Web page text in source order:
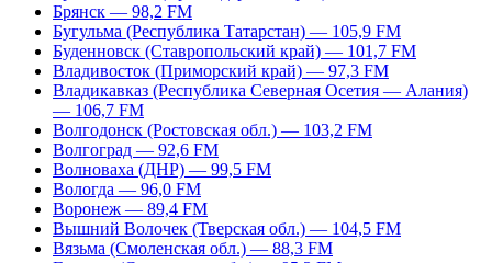
Брянск — 98,2 FM
Бугульма (Республика Татарстан) — 105,9 FM
Буденновск (Ставропольский край) — 101,7 FM
Владивосток (Приморский край) — 97,3 FM
Владикавказ (Республика Северная Осетия — Алания)
— 106,7 FM
Волгодонск (Ростовская обл.) — 103,2 FM
Волгоград — 92,6 FM
Волноваха (ДНР) — 99,5 FM
Вологда — 96,0 FM
Воронеж — 89,4 FM
Вышний Волочек (Тверская обл.) — 104,5 FM
Вязьма (Смоленская обл.) — 88,3 FM